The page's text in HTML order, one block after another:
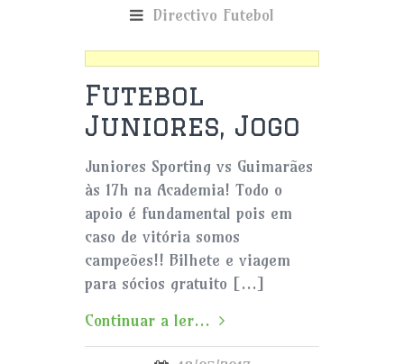
Directivo Futebol
Futebol
Juniores, Jogo
Juniores Sporting vs Guimarães
às 17h na Academia! Todo o
apoio é fundamental pois em
caso de vitória somos
campeões!! Bilhete e viagem
para sócios gratuito […]
Continuar a ler...